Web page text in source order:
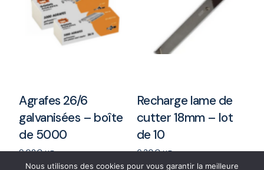
Agrafes 26/6
galvanisées – boîte
de 5000
9.02€ H.T
Recharge lame de
cutter 18mm – lot
de 10
6.30€ H.T
Nous utilisons des cookies pour vous garantir la meilleure